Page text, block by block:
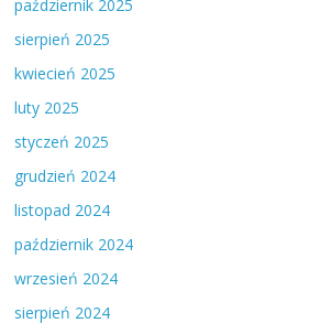
październik 2025
sierpień 2025
kwiecień 2025
luty 2025
styczeń 2025
grudzień 2024
listopad 2024
październik 2024
wrzesień 2024
sierpień 2024